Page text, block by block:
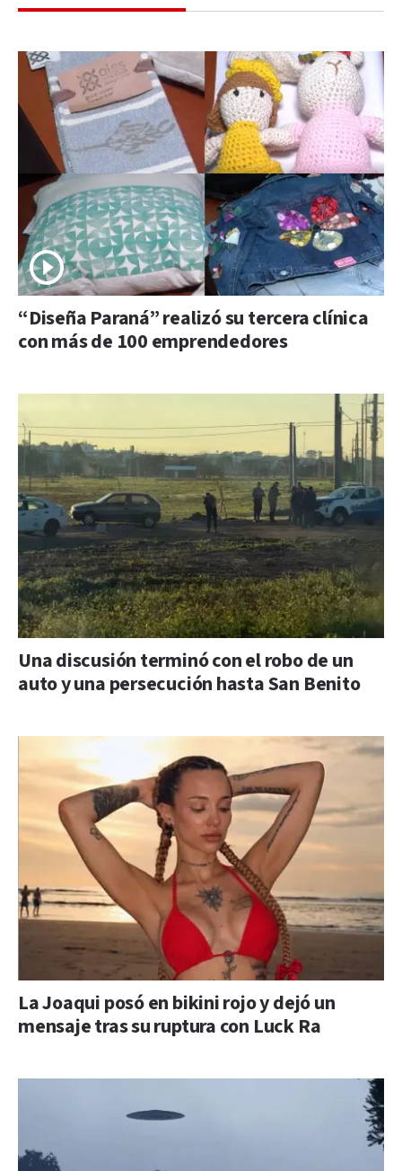
“Diseña Paraná” realizó su tercera clínica
con más de 100 emprendedores
Una discusión terminó con el robo de un
auto y una persecución hasta San Benito
La Joaqui posó en bikini rojo y dejó un
mensaje tras su ruptura con Luck Ra